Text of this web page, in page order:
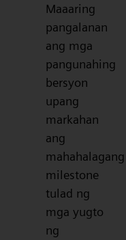
Maaaring
pangalanan
ang mga
pangunahing
bersyon
upang
markahan
ang
mahahalagang
milestone
tulad ng
mga yugto
ng